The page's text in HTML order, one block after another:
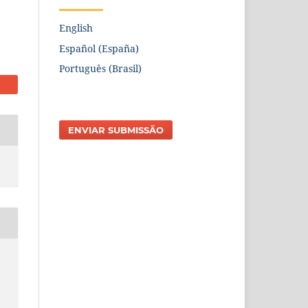
English
Español (España)
Português (Brasil)
ENVIAR SUBMISSÃO